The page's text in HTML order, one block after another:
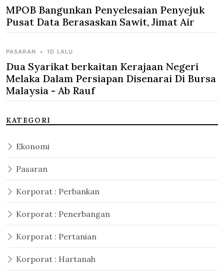
MPOB Bangunkan Penyelesaian Penyejuk
Pusat Data Berasaskan Sawit, Jimat Air
PASARAN • 1D LALU
Dua Syarikat berkaitan Kerajaan Negeri
Melaka Dalam Persiapan Disenarai Di Bursa
Malaysia - Ab Rauf
KATEGORI
Ekonomi
Pasaran
Korporat : Perbankan
Korporat : Penerbangan
Korporat : Pertanian
Korporat : Hartanah